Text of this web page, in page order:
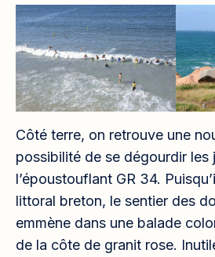
Côté terre, on retrouve une
possibilité de se dégourdir les
l’époustouflant GR 34.
littoral breton, le sentier des
emmène dans une balade
de la côte de granit rose.